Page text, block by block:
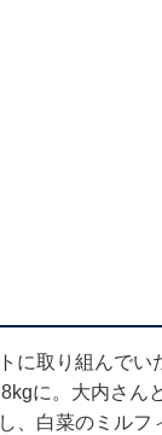
に取り組んでい
に。大内さん
、白菜のミルフ